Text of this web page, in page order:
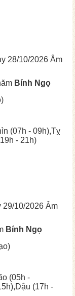
28/10/2026 Âm
Bính Ngọ
(07h - 09h),Tỵ
- 21h)
29/10/2026 Âm
Bính Ngọ
(05h -
Dậu (17h -